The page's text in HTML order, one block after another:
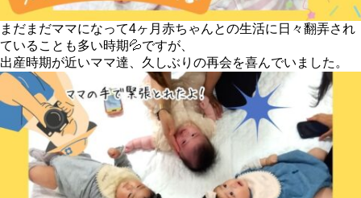
まだまだママになって4ヶ月赤ちゃんとの生活に日々翻弄され
ていることも多い時期💦ですが、
出産時期が近いママ達、久しぶりの再会を喜んでいました。